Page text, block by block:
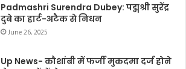
Padmashri Surendra Dubey: पद्मश्री सुरेंद्र
दुबे का हार्ट-अटैक से निधन
June 26, 2025
Up News- कौशांबी में फर्जी मुकदमा दर्ज होने